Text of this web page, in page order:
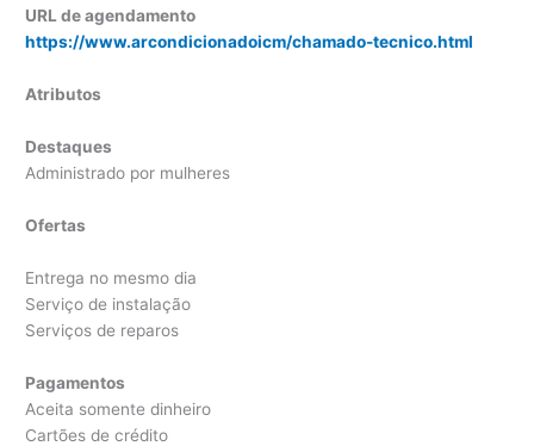
URL de agendamento
https://www.arcondicionadoicm/chamado-tecnico.html
Atributos
Destaques
Administrado por mulheres
Ofertas
Entrega no mesmo dia
Serviço de instalação
Serviços de reparos
Pagamentos
Aceita somente dinheiro
Cartões de crédito